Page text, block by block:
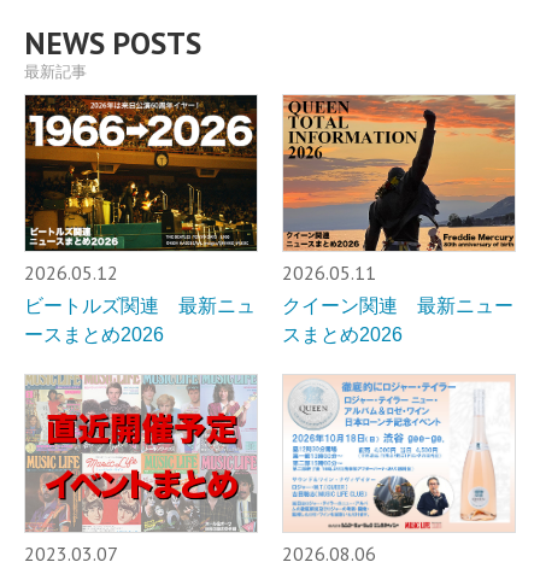
NEWS POSTS
最新記事
2026.05.12
ビートルズ関連 最新ニュ
ースまとめ2026
2026.05.11
クイーン関連 最新ニュー
スまとめ2026
2023.03.07 2026.08.06